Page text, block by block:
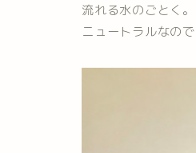
流れる水のごとく
ニュートラルなの